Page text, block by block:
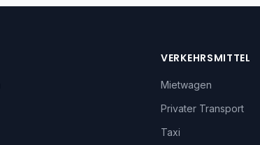
VERKEHRSMITTEL
Mietwagen
Privater Transport
Taxi